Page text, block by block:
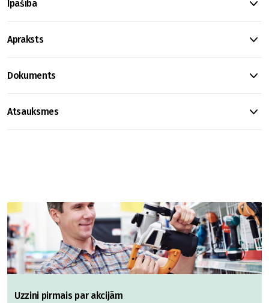
Īpašība
Apraksts
Dokuments
Atsauksmes
Uzzini pirmais par akcijām